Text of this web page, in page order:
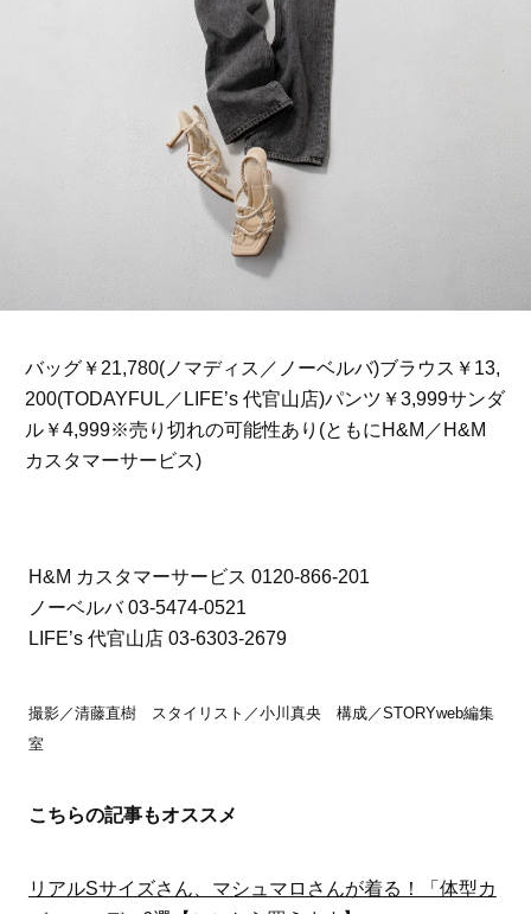
バッグ￥21,780(ノマディス／ノーベルバ)ブラウス￥13,
200(TODAYFUL／LIFE’s 代官山店)パンツ￥3,999サンダ
ル￥4,999※売り切れの可能性あり(ともにH&M／H&M
カスタマーサービス)
H&M カスタマーサービス 0120-866-201
ノーベルバ 03-5474-0521
LIFE’s 代官山店 03-6303-2679
撮影／清藤直樹 スタイリスト／小川真央 構成／STORYweb編集
室
こちらの記事もオススメ
リアルSサイズさん、マシュマロさんが着る！「体型カ